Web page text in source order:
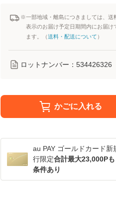
※一部地域・離島につきましては、送
表示のお届け予定日期間内にお届け
ます。（送料・配送について ）
ロットナンバー： 534426326
かごに入れる
au PAY ゴールドカード新
行限定合計最大23,000P
条件あり